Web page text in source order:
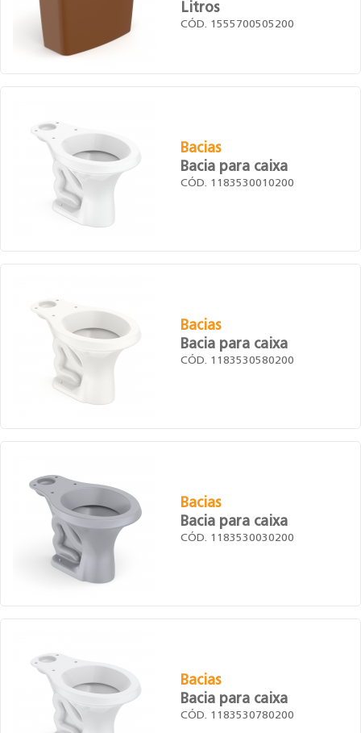
Litros
CÓD. 1555700505200
Bacias
Bacia para caixa
CÓD. 1183530010200
Bacias
Bacia para caixa
CÓD. 1183530580200
Bacias
Bacia para caixa
CÓD. 1183530030200
Bacias
Bacia para caixa
CÓD. 1183530780200